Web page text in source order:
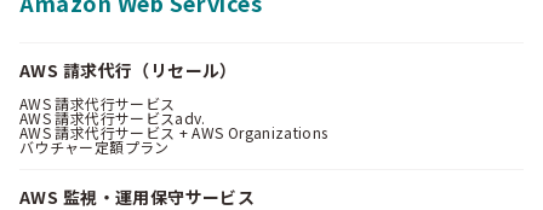
AWS 請求代行（リセール）
AWS 請求代行サービス
AWS 請求代行サービスadv.
AWS 請求代行サービス + AWS Organizations
バウチャー定額プラン
AWS 監視・運用保守サービス